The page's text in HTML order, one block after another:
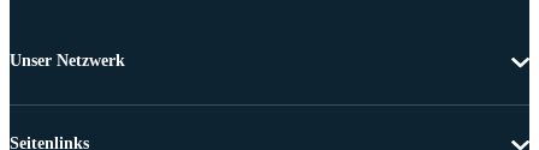
Unser Netzwerk
Seitenlinks